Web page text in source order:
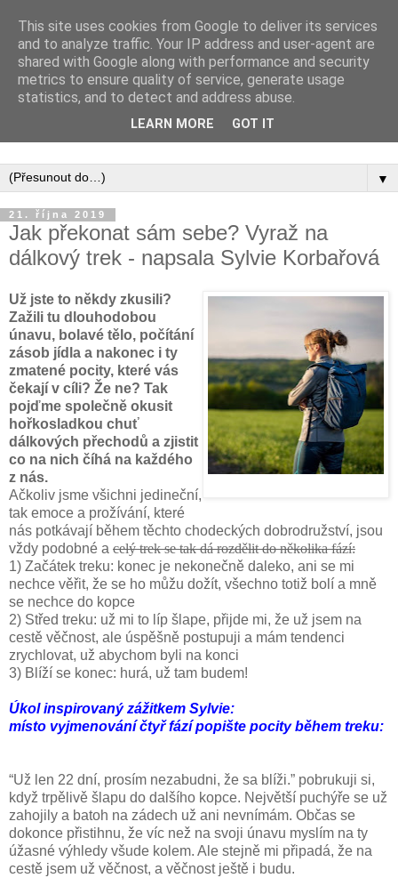
Inspirujte se tím, co píší posluchači kurzů a co se na nich
▼
21. října 2019
Jak překonat sám sebe? Vyraž na
dálkový trek - napsala Sylvie Korbařová
Už jste to někdy zkusili?
Zažili tu dlouhodobou
únavu, bolavé tělo, počítání
zásob jídla a nakonec i ty
zmatené pocity, které vás
čekají v cíli? Že ne? Tak
pojďme společně okusit
hořkosladkou chuť
dálkových přechodů a zjistit
co na nich číhá na každého
z nás.
Ačkoliv jsme všichni jedineční,
tak emoce a prožívání, které
nás potkávají během těchto chodeckých dobrodružství, jsou
vždy podobné a celý trek se tak dá rozdělit do několika fází:
1) Začátek treku: konec je nekonečně daleko, ani se mi
nechce věřit, že se ho můžu dožít, všechno totiž bolí a mně
se nechce do kopce
2) Střed treku: už mi to líp šlape, přijde mi, že už jsem na
cestě věčnost, ale úspěšně postupuji a mám tendenci
zrychlovat, už abychom byli na konci
3) Blíží se konec: hurá, už tam budem!
Úkol inspirovaný zážitkem Sylvie:
místo vyjmenování čtyř fází popište pocity během treku:
“Už len 22 dní, prosím nezabudni, že sa blíži.” pobrukuji si,
když trpělivě šlapu do dalšího kopce. Největší puchýře se už
zahojily a batoh na zádech už ani nevnímám. Občas se
dokonce přistihnu, že víc než na svoji únavu myslím na ty
úžasné výhledy všude kolem. Ale stejně mi připadá, že na
cestě jsem už věčnost, a věčnost ještě i budu.
This site uses cookies from Google to deliver its services
and to analyze traffic. Your IP address and user-agent are
shared with Google along with performance and security
metrics to ensure quality of service, generate usage
statistics, and to detect and address abuse.
LEARN MORE GOT IT